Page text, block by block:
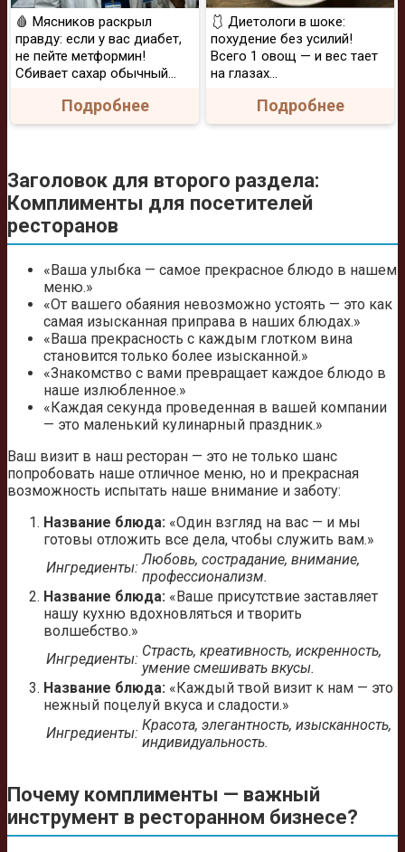
🩸 Мясников раскрыл
правду: если у вас диабет,
не пейте метформин!
Сбивает сахар обычный...
Подробнее
🩱 Диетологи в шоке:
похудение без усилий!
Всего 1 овощ — и вес тает
на глазах…
Подробнее
Заголовок для второго раздела:
Комплименты для посетителей
ресторанов
«Ваша улыбка — самое прекрасное блюдо в нашем
меню.»
«От вашего обаяния невозможно устоять — это как
самая изысканная приправа в наших блюдах.»
«Ваша прекрасность с каждым глотком вина
становится только более изысканной.»
«Знакомство с вами превращает каждое блюдо в
наше излюбленное.»
«Каждая секунда проведенная в вашей компании
— это маленький кулинарный праздник.»
Ваш визит в наш ресторан — это не только шанс
попробовать наше отличное меню, но и прекрасная
возможность испытать наше внимание и заботу:
Название блюда: «Один взгляд на вас — и мы
готовы отложить все дела, чтобы служить вам.»
Ингредиенты: Любовь, сострадание, внимание,
профессионализм.
Название блюда: «Ваше присутствие заставляет
нашу кухню вдохновляться и творить
волшебство.»
Ингредиенты: Страсть, креативность, искренность,
умение смешивать вкусы.
Название блюда: «Каждый твой визит к нам — это
нежный поцелуй вкуса и сладости.»
Ингредиенты: Красота, элегантность, изысканность,
индивидуальность.
Почему комплименты — важный
инструмент в ресторанном бизнесе?